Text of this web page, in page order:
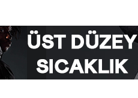
fayda sağladığı düşünülen
vitamin ve mineral
Şalgam […]